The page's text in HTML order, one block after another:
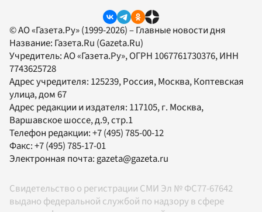
© АО «Газета.Ру» (1999-2026) – Главные новости дня
Название: Газета.Ru (Gazeta.Ru)
Учредитель:АО «Газета.Ру», ОГРН 1067761730376, ИНН
7743625728
Адрес учредителя: 125239, Россия, Москва, Коптевская
улица, дом 67
Адрес редакции и издателя: 117105, г. Москва,
Варшавское шоссе, д.9, стр.1
Телефон редакции:+7 (495) 785-00-12
Факс:+7 (495) 785-17-01
Электронная почта:gazeta@gazeta.ru
Свидетельство о регистрации СМИ Эл № ФС77-67642
выдано федеральной службой по надзору в сфере